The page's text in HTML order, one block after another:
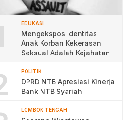
EDUKASI
Mengekspos Identitas
Anak Korban Kekerasan
Seksual Adalah Kejahatan
POLITIK
DPRD NTB Apresiasi Kinerja
Bank NTB Syariah
LOMBOK TENGAH